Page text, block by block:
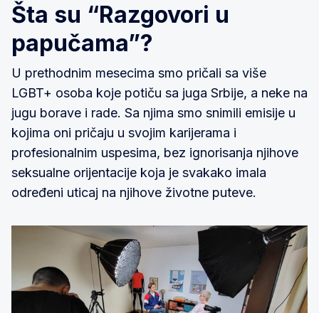
Šta su “Razgovori u
papučama”?
U prethodnim mesecima smo pričali sa više
LGBT+ osoba koje potiču sa juga Srbije, a neke na
jugu borave i rade. Sa njima smo snimili emisije u
kojima oni pričaju u svojim karijerama i
profesionalnim uspesima, bez ignorisanja njihove
seksualne orijentacije koja je svakako imala
određeni uticaj na njihove životne puteve.